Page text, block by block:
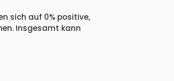
sich auf 0% positive,
Insgesamt kann